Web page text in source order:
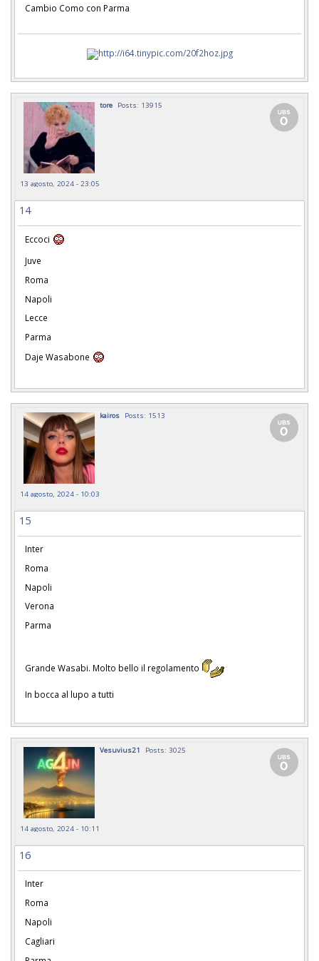
Cambio Como con Parma
tore Posts: 13915
13 agosto, 2024 - 23:05
14
Eccoci
Juve
Roma
Napoli
Lecce
Parma
Daje Wasabone
kairos Posts: 1513
14 agosto, 2024 - 10:03
15
Inter
Roma
Napoli
Verona
Parma
Grande Wasabi. Molto bello il regolamento
In bocca al lupo a tutti
Vesuvius21 Posts: 3025
14 agosto, 2024 - 10:11
16
Inter
Roma
Napoli
Cagliari